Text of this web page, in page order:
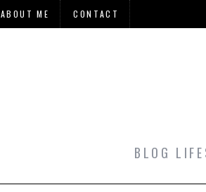
ABOUT ME CONTACT
BLOG